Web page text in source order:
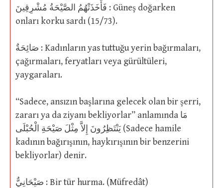
فَأَخَذَتْهُمُ الصَّيْحَةُ مُشْرِقِينَ : Güneş doğarken
onları korku sardı (15/73).
صَائِحَةٌ : Kadınların yas tuttuğu yerin bağırmaları,
çağırmaları, feryatları veya gürültüleri,
yaygaraları.
“Sadece, ansızın başlarına gelecek olan bir şerri,
zararı ya da ziyanı bekliyorlar” anlamında مَا
يَنْتَظِرُونَ إِلاَّ مِثْلَ صَيْحَةِ الْحُبْلَى (Sadece hamile
kadının bağırışının, haykırışının bir benzerini
bekliyorlar) denir.
صَيْحَانِيٌّ : Bir tür hurma. (Müfredât)